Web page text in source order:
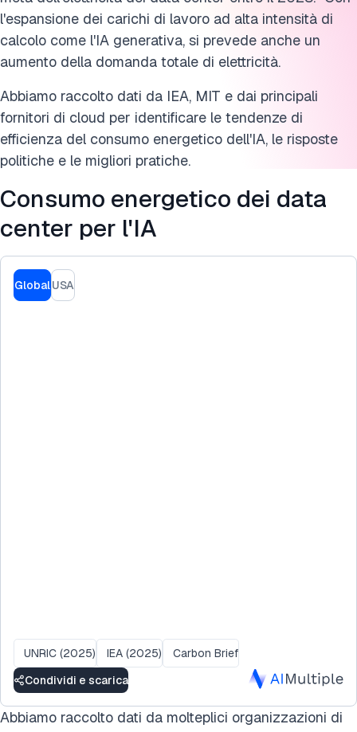
l'espansione dei carichi di lavoro ad alta intensità di
calcolo come l'IA generativa, si prevede anche un
aumento della domanda totale di elettricità.
Abbiamo raccolto dati da IEA, MIT e dai principali
fornitori di cloud per identificare le tendenze di
efficienza del consumo energetico dell'IA, le risposte
politiche e le migliori pratiche.
Consumo energetico dei data
center per l'IA
GlobalUSA
UNRIC (2025) IEA (2025)
Carbon Brief
Condividi e scarica
Abbiamo raccolto dati da molteplici organizzazioni di
MIT News sull'impatto ambientale dell'IA generativa
Rapporto sull'uso energetico dei data center negli Stati
Uniti
MIT Technology Review
Innovazioni recenti nell'efficienza hardware
Metodologia su come abbiamo raccolto i dati sul consumo
Cita questa ricerca